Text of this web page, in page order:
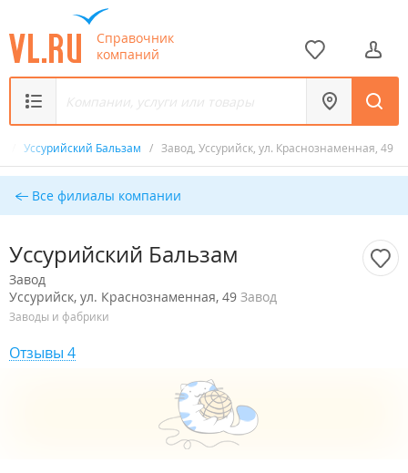
Справочник
компаний
Уссурийский Бальзам / Завод, Уссурийск, ул. Краснознаменная, 49
Все филиалы компании
Уссурийский Бальзам
Завод
Уссурийск, ул. Краснознаменная, 49 Завод
Заводы и фабрики
Отзывы 4